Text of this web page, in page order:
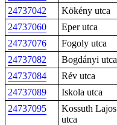
24737042
Kökény utca
24737060
Eper utca
24737076
Fogoly utca
24737082
Bogdányi utca
24737084
Rév utca
24737089
Iskola utca
24737095
Kossuth Lajos
utca